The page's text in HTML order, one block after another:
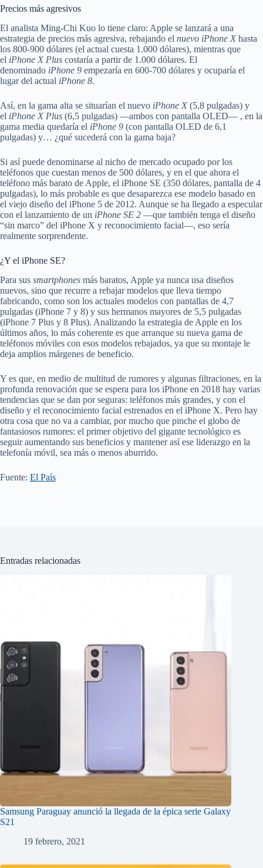
Precios más agresivos
El analista Ming-Chi Kuo lo tiene claro: Apple se lanzará a una
estrategia de precios más agresiva, rebajando el nuevo iPhone X hasta
los 800-900 dólares (el actual cuesta 1.000 dólares), mientras que
el iPhone X Plus costaría a partir de 1.000 dólares. El
denominado iPhone 9 empezaría en 600-700 dólares y ocuparía el
lugar del actual iPhone 8.
Así, en la gama alta se situarían el nuevo iPhone X (5,8 pulgadas) y
el iPhone X Plus (6,5 pulgadas) —ambos con pantalla OLED— , en la
gama media quedaría el iPhone 9 (con pantalla OLED de 6,1
pulgadas) y… ¿qué sucederá con la gama baja?
Si así puede denominarse al nicho de mercado ocupado por los
teléfonos que cuestan menos de 500 dólares, y en el que ahora el
teléfono más barato de Apple, el iPhone SE (350 dólares, pantalla de 4
pulgadas), lo más probable es que desaparezca ese modelo basado en
el viejo diseño del iPhone 5 de 2012. Aunque se ha llegado a especular
con el lanzamiento de un iPhone SE 2 —que también tenga el diseño
“sin marco” del iPhone X y reconocimiento facial—, eso sería
realmente sorprendente.
¿Y el iPhone SE?
Para sus smartphones más baratos, Apple ya nunca usa diseños
nuevos, sino que recurre a rebajar modelos que lleva tiempo
fabricando, como son los actuales modelos con pantallas de 4,7
pulgadas (iPhone 7 y 8) y sus hermanos mayores de 5,5 pulgadas
(iPhone 7 Plus y 8 Plus). Analizando la estrategia de Apple en los
últimos años, lo más coherente es que arranque su nueva gama de
teléfonos móviles con esos modelos rebajados, ya que su montaje le
deja amplios márgenes de beneficio.
Y es que, en medio de multitud de rumores y algunas filtraciones, en la
profunda renovación que se espera para los iPhone en 2018 hay varias
tendencias que se dan por seguras: teléfonos más grandes, y con el
diseño y el reconocimiento facial estrenados en el iPhone X. Pero hay
otra cosa que no va a cambiar, por mucho que pinche el globo de
fantasiosos rumores: el primer objetivo del gigante tecnológico es
seguir aumentando sus beneficios y mantener así ese liderazgo en la
telefonía móvil, sea más o menos aburrido.
Fuente: El País
Entradas relacionadas
Samsung Paraguay anunció la llegada de la épica serie Galaxy
S21
19 febrero, 2021